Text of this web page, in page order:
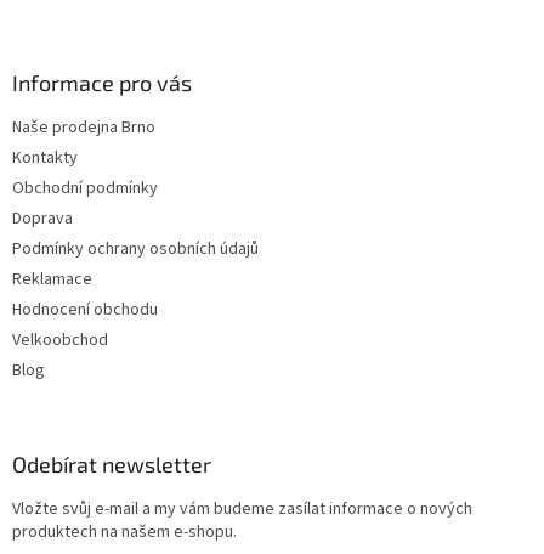
Informace pro vás
Naše prodejna Brno
Kontakty
Obchodní podmínky
Doprava
Podmínky ochrany osobních údajů
Reklamace
Hodnocení obchodu
Velkoobchod
Blog
Odebírat newsletter
Vložte svůj e-mail a my vám budeme zasílat informace o nových
produktech na našem e-shopu.